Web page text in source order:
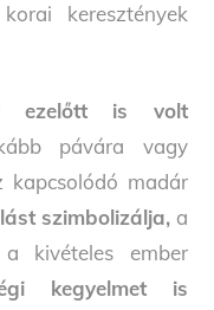
keresztények
ezelőtt is volt
pávára vagy
kapcsolódó madár
szimbolizálja, a
kivételes ember
kegyelmet is